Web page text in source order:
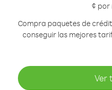
¢ por
Compra paquetes de
conseguir las mejores
Ver